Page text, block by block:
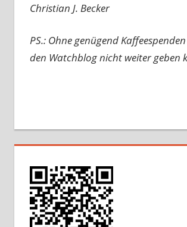
Christian J. Becker
PS.: Ohne genügend
den Watchblog nicht weiter geben